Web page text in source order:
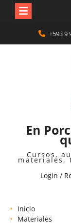
content
+593 9
En
Cursos,
materiales,
Login /
Inicio
Materiales